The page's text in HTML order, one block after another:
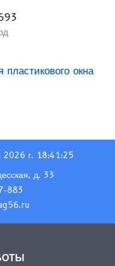
окна
2026 г. 18:41:25
д. 33
883